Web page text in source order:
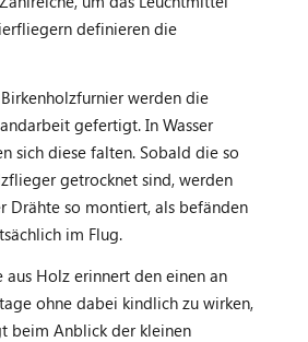
definieren die
werden die
gefertigt. In Wasser
sich diese falten. Sobald die so
getrocknet sind, werden
Drähte so montiert, als befänden
im Flug.
aus Holz erinnert den einen an
ohne dabei kindlich zu wirken,
beim Anblick der kleinen